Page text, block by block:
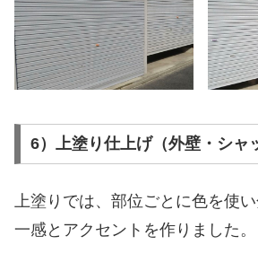
6）上塗り仕上げ（外壁・シャ
上塗りでは、部位ごとに色を使
一感とアクセントを作りました。